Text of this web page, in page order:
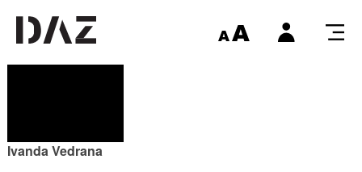
Ivanda Vedrana